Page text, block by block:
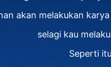
akan melakukan
selagi kau
Seperti